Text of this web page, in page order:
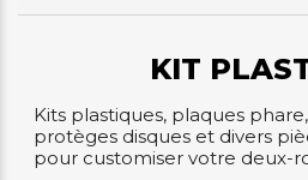
KIT
Kits plastiques, plaques
protèges disques et divers
pour customiser votre deux-